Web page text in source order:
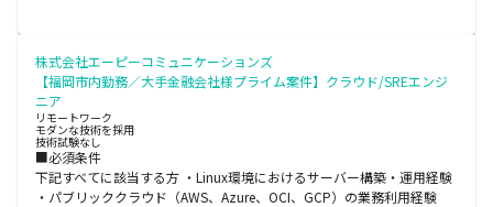
株式会社エーピーコミュニケーションズ
【福岡市内勤務／大手金融会社様プライム案件】クラウド/SREエンジ
ニア
リモートワーク
モダンな技術を採用
技術試験なし
■必須条件
下記すべてに該当する方 ・Linux環境におけるサーバー構築・運用経験
・パブリッククラウド（AWS、Azure、OCI、GCP）の業務利用経験